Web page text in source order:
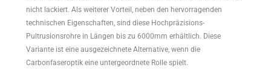
nicht lackiert. Als weiterer Vorteil, neben den hervorragenden
technischen Eigenschaften, sind diese Hochpräzisions-
Pultrusionsrohre in Längen bis zu 6000mm erhältlich. Diese
Variante ist eine ausgezeichnete Alternative, wenn die
Carbonfaseroptik eine untergeordnete Rolle spielt.